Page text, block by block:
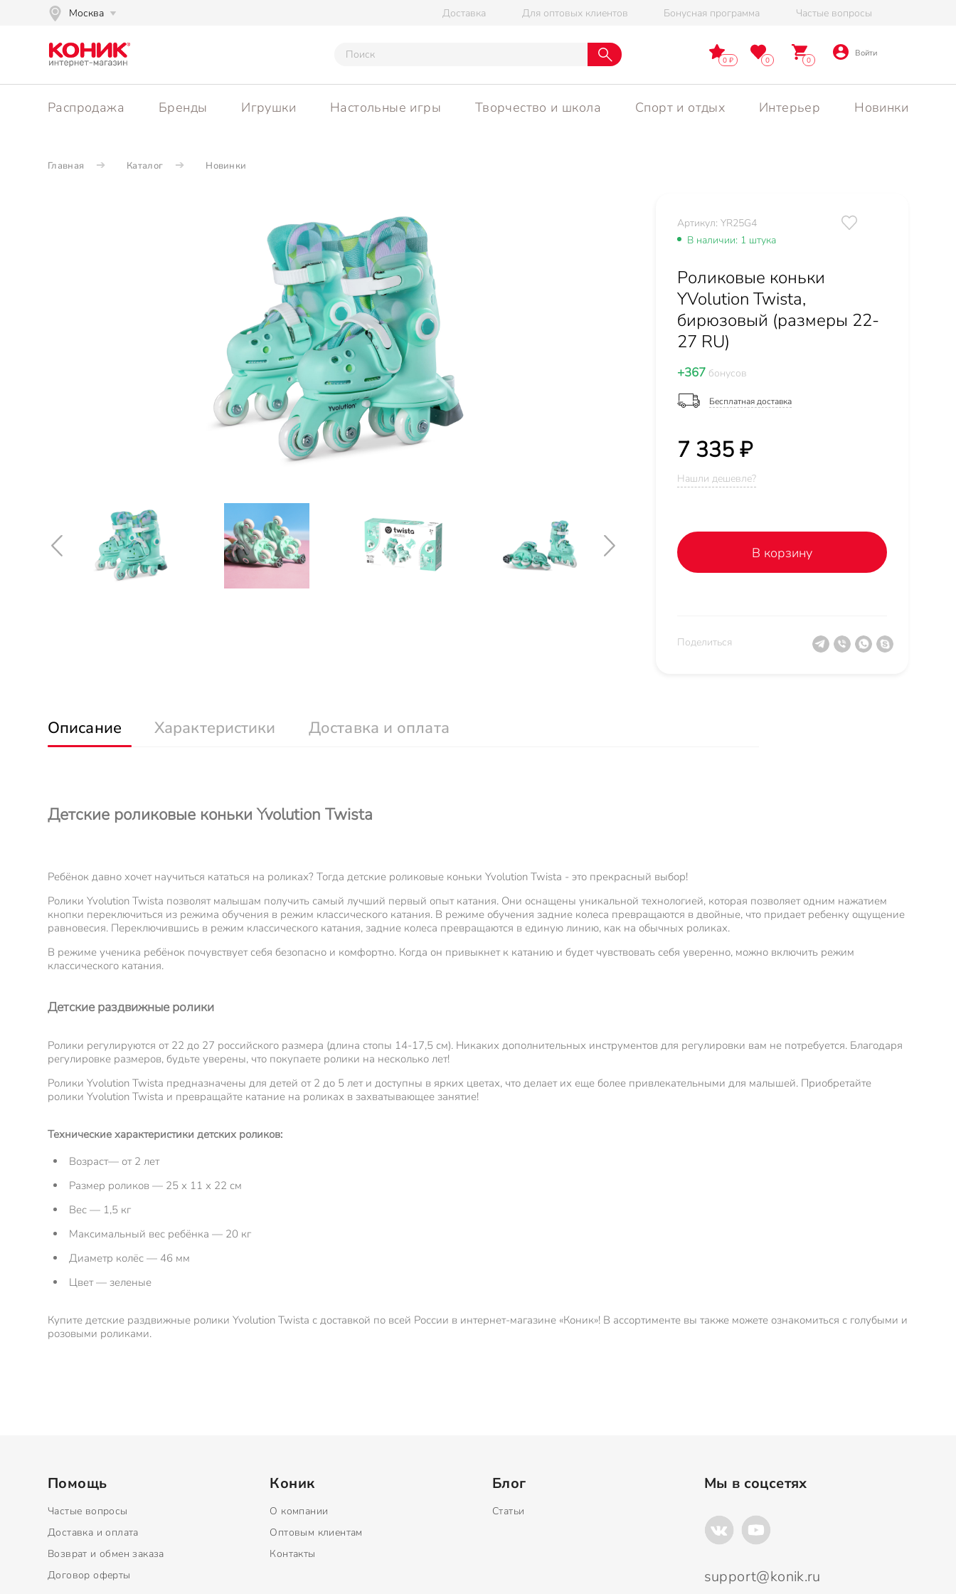
Москва Доставка Для оптовых клиентов Бонусная программа Частые вопросы
0 0 0
Войти
Распродажа Бренды Игрушки Настольные игры Творчество и школа Спорт и отдых Интерьер Новинки
Главная Каталог Новинки
Артикул: YR25G4
В наличии: 1 штука
Роликовые коньки
YVolution Twista,
бирюзовый (размеры 22-
27 RU)
+367бонусов
Бесплатная доставка
7 335 ₽
Нашли дешевле?
В корзину
Поделиться
Описание Характеристики Доставка и оплата
Детские роликовые коньки Yvolution Twista
Ребёнок давно хочет научиться кататься на роликах? Тогда детские роликовые коньки Yvolution Twista - это прекрасный выбор!
Ролики Yvolution Twista позволят малышам получить самый лучший первый опыт катания. Они оснащены уникальной технологией, которая позволяет одним нажатием
кнопки переключиться из режима обучения в режим классического катания. В режиме обучения задние колеса превращаются в двойные, что придает ребенку ощущение
равновесия. Переключившись в режим классического катания, задние колеса превращаются в единую линию, как на обычных роликах.
В режиме ученика ребёнок почувствует себя безопасно и комфортно. Когда он привыкнет к катанию и будет чувствовать себя уверенно, можно включить режим
классического катания.
Детские раздвижные ролики
Ролики регулируются от 22 до 27 российского размера (длина стопы 14-17,5 см). Никаких дополнительных инструментов для регулировки вам не потребуется. Благодаря
регулировке размеров, будьте уверены, что покупаете ролики на несколько лет!
Ролики Yvolution Twista предназначены для детей от 2 до 5 лет и доступны в ярких цветах, что делает их еще более привлекательными для малышей. Приобретайте
ролики Yvolution Twista и превращайте катание на роликах в захватывающее занятие!
Технические характеристики детских роликов:
Возраст— от 2 лет
Размер роликов — 25 х 11 х 22 см
Вес — 1,5 кг
Максимальный вес ребёнка — 20 кг
Диаметр колёс — 46 мм
Цвет — зеленые
Купите детские раздвижные ролики Yvolution Twista с доставкой по всей России в интернет-магазине «Коник»! В ассортименте вы также можете ознакомиться с голубыми и
розовыми роликами.
Помощь
Частые вопросы
Доставка и оплата
Возврат и обмен заказа
Договор оферты
Коник
О компании
Оптовым клиентам
Контакты
Блог
Статьи
Мы в соцсетях
support@konik.ru